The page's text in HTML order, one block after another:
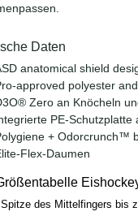
Daten
anatomical shield
approved polyester
Zero an Knöcheln
PE-Schutzplatte
+ Odorcrunch™
Flex-Daumen
des Mittelfingers bis